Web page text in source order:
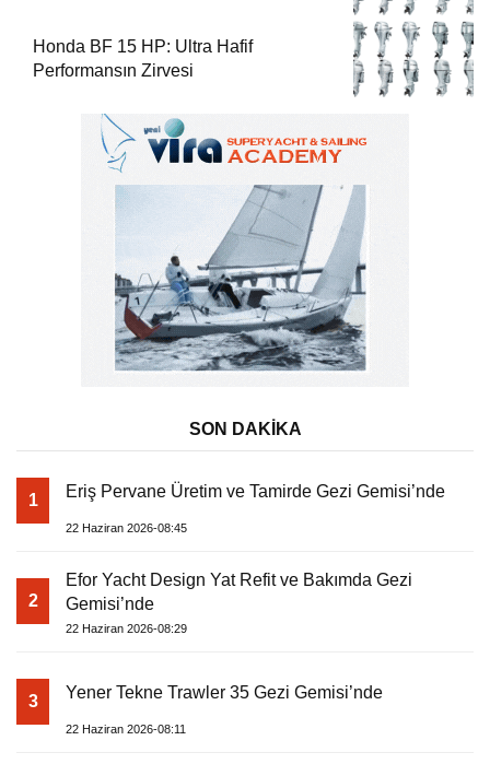
Honda BF 15 HP: Ultra Hafif
Performansın Zirvesi
SON DAKİKA
1 Eriş Pervane Üretim ve Tamirde Gezi Gemisi’nde
22 Haziran 2026-08:45
2
Efor Yacht Design Yat Refit ve Bakımda Gezi
Gemisi’nde
22 Haziran 2026-08:29
3 Yener Tekne Trawler 35 Gezi Gemisi’nde
22 Haziran 2026-08:11